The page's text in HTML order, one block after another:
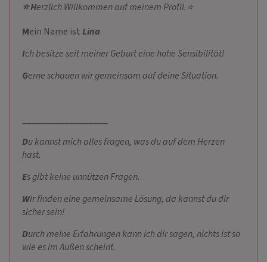
⭐ Herzlich Willkommen auf meinem Profil.⭐
Mein Name istLina.
Ich besitze seit meiner Geburt eine hohe Sensibilität!
Gerne schauen wir gemeinsam auf deine Situation.
Du kannst mich alles fragen, was du auf dem Herzen
hast.
Es gibt keine unnützen Fragen.
Wir finden eine gemeinsame Lösung, da kannst du dir
sicher sein!
Durch meine Erfahrungen kann ich dir sagen, nichts ist so
wie es im Außen scheint.